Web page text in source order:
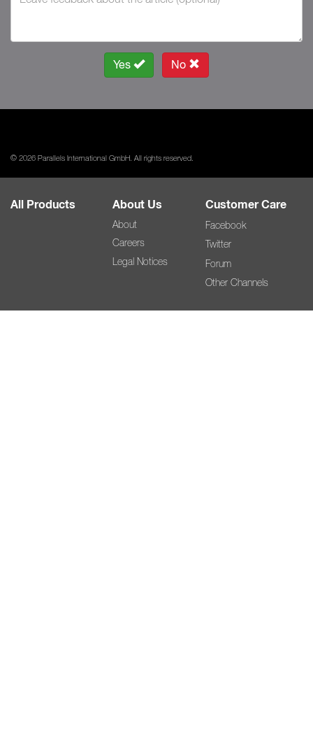
Yes No
© 2026 Parallels International GmbH. All rights reserved.
All Products About Us
About
Careers
Legal Notices
Customer Care
Facebook
Twitter
Forum
Other Channels